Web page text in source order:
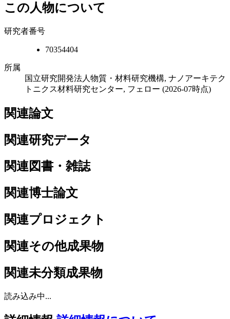
この人物について
研究者番号
70354404
所属
国立研究開発法人物質・材料研究機構, ナノアーキテク
トニクス材料研究センター, フェロー (2026-07時点)
関連論文
関連研究データ
関連図書・雑誌
関連博士論文
関連プロジェクト
関連その他成果物
関連未分類成果物
読み込み中...